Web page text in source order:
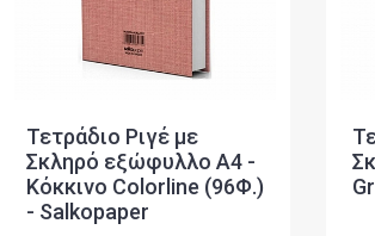
Τετράδιo Ριγέ με
Σκληρό εξώφυλλο A4 -
Κόκκινο Colorline (96Φ.)
- Salkopaper